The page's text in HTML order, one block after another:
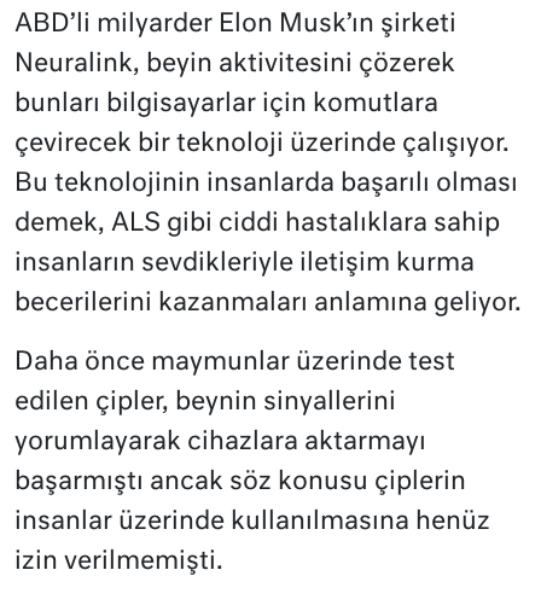
ABD’li milyarder Elon Musk’ın şirketi
Neuralink, beyin aktivitesini çözerek
bunları bilgisayarlar için komutlara
çevirecek bir teknoloji üzerinde çalışıyor.
Bu teknolojinin insanlarda başarılı olması
demek, ALS gibi ciddi hastalıklara sahip
insanların sevdikleriyle iletişim kurma
becerilerini kazanmaları anlamına geliyor.
Daha önce maymunlar üzerinde test
edilen çipler, beynin sinyallerini
yorumlayarak cihazlara aktarmayı
başarmıştı ancak söz konusu çiplerin
insanlar üzerinde kullanılmasına henüz
izin verilmemişti.